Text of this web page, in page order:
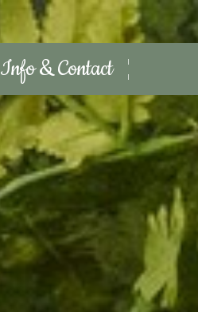
Info & Contact